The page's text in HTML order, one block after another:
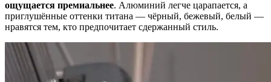
ощущается премиальнее. Алюминий легче царапается, а
приглушённые оттенки титана — чёрный, бежевый, белый —
нравятся тем, кто предпочитает сдержанный стиль.